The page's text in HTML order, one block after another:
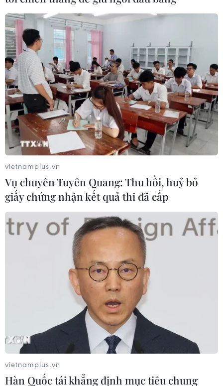
Hàn Quốc: Không họp Văn phòng liên lạc
liên Triều ''do nhiều yếu tố''
26/04/2019 11:07
Người phát ngôn Bộ Thống nhất Hàn Quốc Lee Eugene
cho biết hai miền Triều Tiên đã nhất trí không tiến hành
cuộc họp định kỳ hằng tuần trong ngày hôm nay vì
nhiều yếu tố.
Triều Tiên lên tiếng hối thúc Hàn Quốc né
vietnamplus.vn
Vụ chuyên Tuyên Quang: Thu hồi, huỷ bỏ
giấy chứng nhận kết quả thi đã cấp
vietnamplus.vn
Hàn Quốc tái khẳng định mục tiêu chung